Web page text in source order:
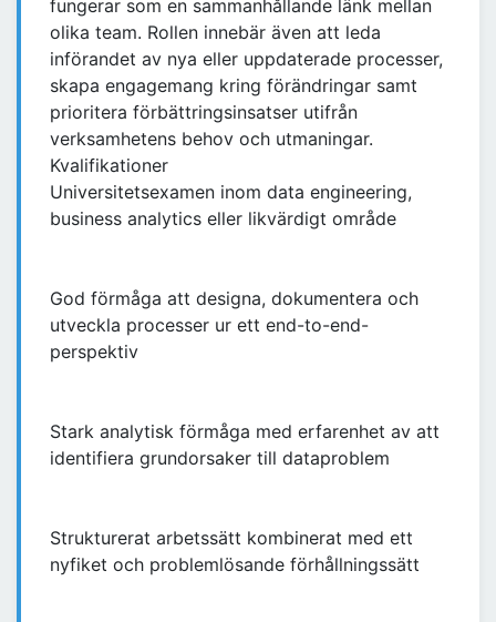
fungerar som en sammanhållande länk mellan
olika team. Rollen innebär även att leda
införandet av nya eller uppdaterade processer,
skapa engagemang kring förändringar samt
prioritera förbättringsinsatser utifrån
verksamhetens behov och utmaningar.
Kvalifikationer
Universitetsexamen inom data engineering,
business analytics eller likvärdigt område
God förmåga att designa, dokumentera och
utveckla processer ur ett end-to-end-
perspektiv
Stark analytisk förmåga med erfarenhet av att
identifiera grundorsaker till dataproblem
Strukturerat arbetssätt kombinerat med ett
nyfiket och problemlösande förhållningssätt